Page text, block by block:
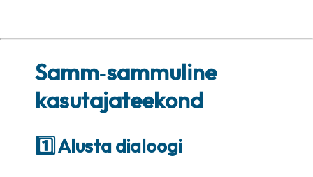
Samm‑sammuline
kasutajateekond
1️⃣ Alusta dialoogi